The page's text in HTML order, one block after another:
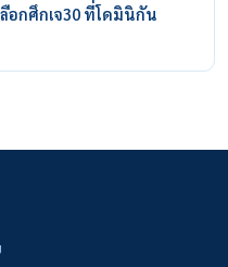
อกศึกเจ30 ที่โดมินิกัน